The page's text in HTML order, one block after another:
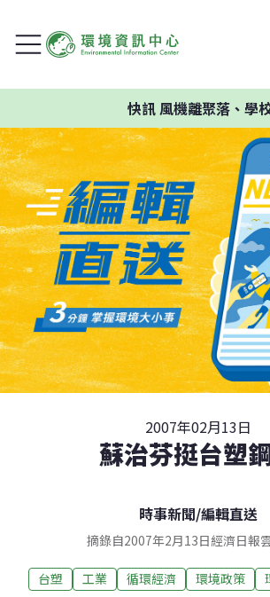
快訊風機離聚落、學校
2007年02月13日
蘇治芬挺台塑
時事新聞/編輯直送
摘錄自2007年2月13日經濟日報
台塑 工業 循環經濟 環境政策